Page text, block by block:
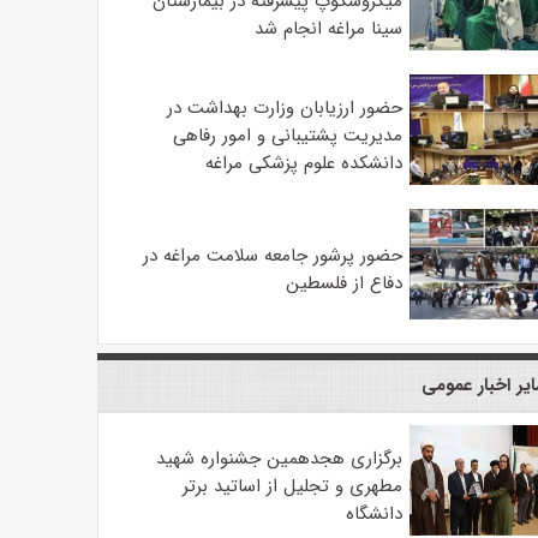
سینا مراغه انجام شد
حضور ارزیابان وزارت بهداشت در
مدیریت پشتیبانی و امور رفاهی
دانشکده علوم پزشکی مراغه
حضور پرشور جامعه سلامت مراغه در
دفاع از فلسطین
اخبار عمومی
برگزاری هجدهمین جشنواره شهید
مطهری و تجلیل از اساتید برتر
دانشگاه